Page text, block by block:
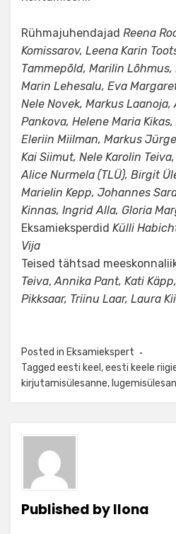
Rühmajuhendajad Reena
Komissarov, Leena Karin
Tammepõld, Marilin
Marin Lehesalu, Eva
Nele Novek, Markus
Pankova, Helene Maria
Eleriin Miilman, Markus
Kai Siimut, Nele Karolin
Alice Nurmela (TLÜ), Birgit
Marielin Kepp, Johannes
Kinnas, Ingrid Alla, Gloria
Eksamieksperdid Külli
Vija
Teised tähtsad
Teiva, Annika Pant, Kati
Pikksaar, Triinu Laar, Laura
Posted in Eksamiekspert
Tagged eesti keel ,eesti keele
kirjutamisülesanne,
Published byIlona